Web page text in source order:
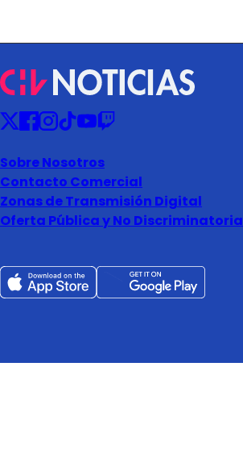
Sobre Nosotros
Contacto Comercial
Zonas de Transmisión Digital
Oferta Pública y No Discriminatoria